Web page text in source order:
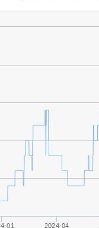
01 2024-04